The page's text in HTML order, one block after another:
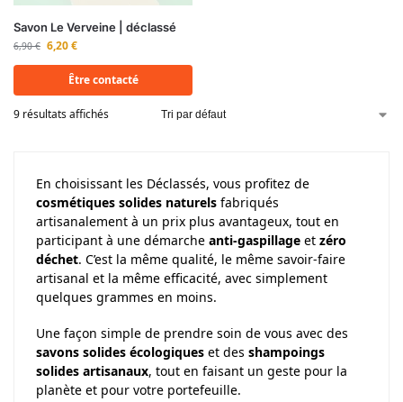
Savon Le Verveine | déclassé
6,90€ 6,20€
Être contacté
9 résultats affichés
En choisissant les Déclassés, vous profitez de
cosmétiques solides naturels fabriqués
artisanalement à un prix plus avantageux, tout en
participant à une démarche anti-gaspillage et zéro
déchet. C’est la même qualité, le même savoir-faire
artisanal et la même efficacité, avec simplement
quelques grammes en moins.
Une façon simple de prendre soin de vous avec des
savons solides écologiques et des shampoings
solides artisanaux, tout en faisant un geste pour la
planète et pour votre portefeuille.